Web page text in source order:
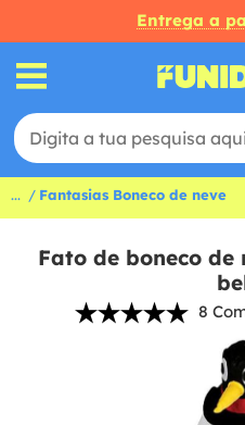
Entrega a
... Fantasias Boneco de neve
Fato de boneco
8